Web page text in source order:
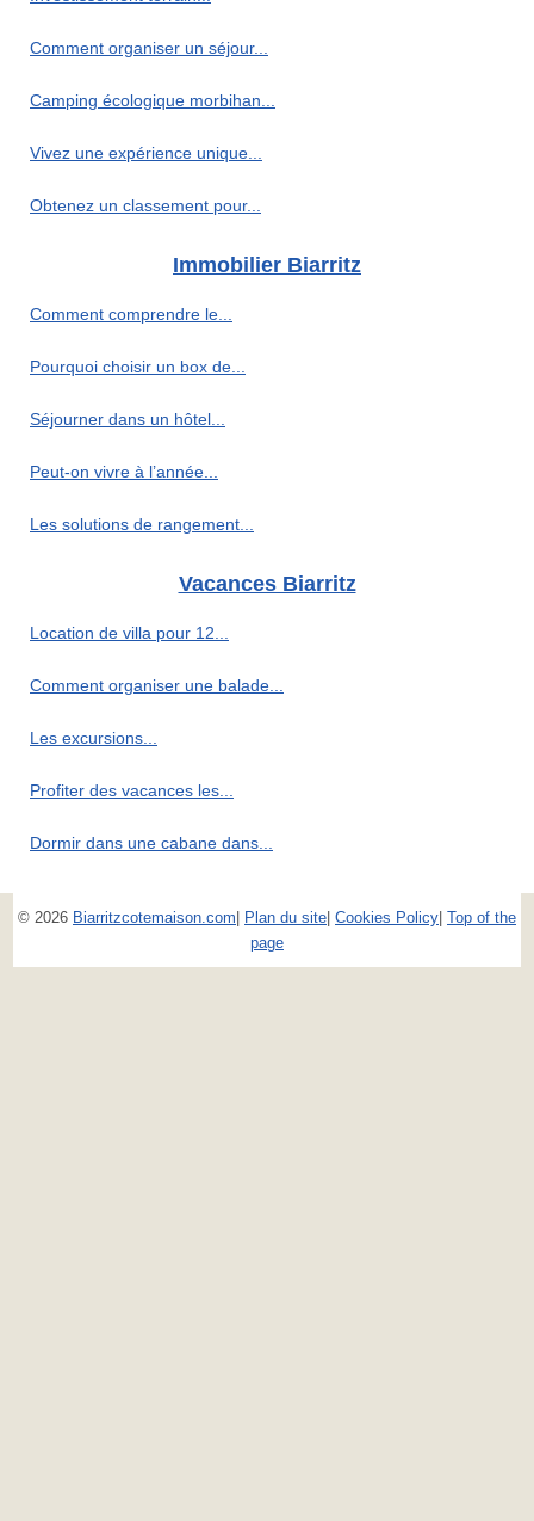
Comment organiser un séjour...
Camping écologique morbihan...
Vivez une expérience unique...
Obtenez un classement pour...
Immobilier Biarritz
Comment comprendre le...
Pourquoi choisir un box de...
Séjourner dans un hôtel...
Peut-on vivre à l’année...
Les solutions de rangement...
Vacances Biarritz
Location de villa pour 12...
Comment organiser une balade...
Les excursions...
Profiter des vacances les...
Dormir dans une cabane dans...
© 2026 Biarritzcotemaison.com Plan du site Cookies Policy Top of the
page